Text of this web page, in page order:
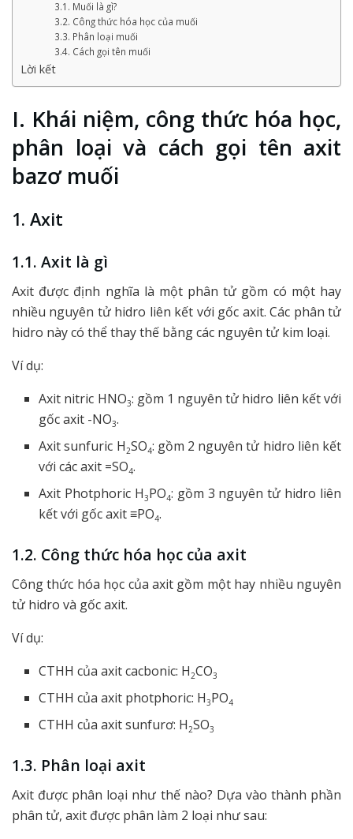
3.1. Muối là gì?
3.2. Công thức hóa học của muối
3.3. Phân loại muối
3.4. Cách gọi tên muối
Lời kết
I. Khái niệm, công thức hóa học,
phân loại và cách gọi tên axit
bazơ muối
1. Axit
1.1. Axit là gì
Axit được định nghĩa là một phân tử gồm có một hay
nhiều nguyên tử hidro liên kết với gốc axit. Các phân tử
hidro này có thể thay thế bằng các nguyên tử kim loại.
Ví dụ:
Axit nitric HNO3: gồm 1 nguyên tử hidro liên kết với
gốc axit -NO3.
Axit sunfuric H2SO4: gồm 2 nguyên tử hidro liên kết
với các axit =SO4.
Axit Photphoric H3PO4: gồm 3 nguyên tử hidro liên
kết với gốc axit ≡PO4.
1.2. Công thức hóa học của axit
Công thức hóa học của axit gồm một hay nhiều nguyên
tử hidro và gốc axit.
Ví dụ:
CTHH của axit cacbonic: H2CO3
CTHH của axit photphoric: H3PO4
CTHH của axit sunfurơ: H2SO3
1.3. Phân loại axit
Axit được phân loại như thế nào? Dựa vào thành phần
phân tử, axit được phân làm 2 loại như sau: